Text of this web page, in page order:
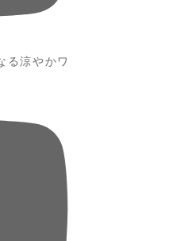
る涼やかワ